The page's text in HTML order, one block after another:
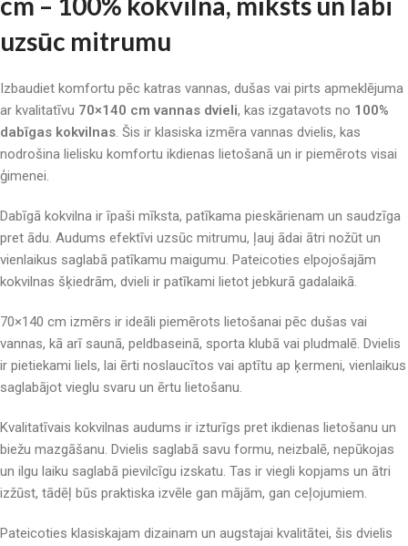
uzsūc mitrumu
Izbaudiet komfortu pēc katras vannas, dušas vai pirts apmeklējuma
ar kvalitatīvu 70×140 cm vannas dvieli, kas izgatavots no 100%
dabīgas kokvilnas. Šis ir klasiska izmēra vannas dvielis, kas
nodrošina lielisku komfortu ikdienas lietošanā un ir piemērots visai
ģimenei.
Dabīgā kokvilna ir īpaši mīksta, patīkama pieskārienam un saudzīga
pret ādu. Audums efektīvi uzsūc mitrumu, ļauj ādai ātri nožūt un
vienlaikus saglabā patīkamu maigumu. Pateicoties elpojošajām
kokvilnas šķiedrām, dvieli ir patīkami lietot jebkurā gadalaikā.
70×140 cm izmērs ir ideāli piemērots lietošanai pēc dušas vai
vannas, kā arī saunā, peldbaseinā, sporta klubā vai pludmalē. Dvielis
ir pietiekami liels, lai ērti noslaucītos vai aptītu ap ķermeni, vienlaikus
saglabājot vieglu svaru un ērtu lietošanu.
Kvalitatīvais kokvilnas audums ir izturīgs pret ikdienas lietošanu un
biežu mazgāšanu. Dvielis saglabā savu formu, neizbalē, nepūkojas
un ilgu laiku saglabā pievilcīgu izskatu. Tas ir viegli kopjams un ātri
izžūst, tādēļ būs praktiska izvēle gan mājām, gan ceļojumiem.
Pateicoties klasiskajam dizainam un augstajai kvalitātei, šis dvielis